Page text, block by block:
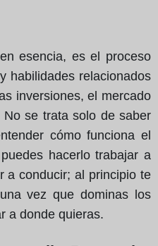
esencia, es el proceso
habilidades relacionados
inversiones, el mercado
se trata solo de saber
cómo funciona el
hacerlo trabajar a
a conducir; al principio te
vez que dominas los
a donde quieras.